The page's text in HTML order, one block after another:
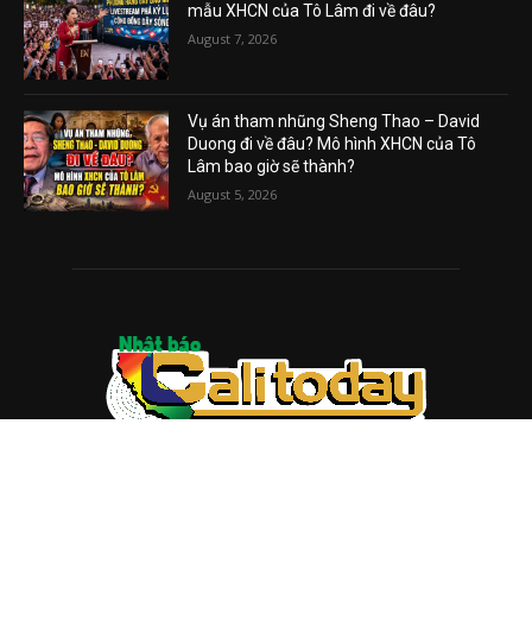
mẫu XHCN của Tô Lâm đi về đâu?
August 7, 2026
Vụ án tham nhũng Sheng Thao – David
Duong đi về đâu? Mô hình XHCN của Tô
Lâm bao giờ sẽ thành?
August 5, 2026